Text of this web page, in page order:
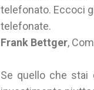
telefonato. Eccoci
telefonate.
Frank Bettger,
Se quello che stai